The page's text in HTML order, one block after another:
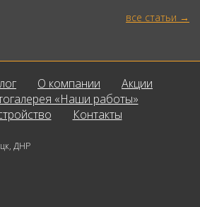
все статьи
О компании
Акции
«Наши работы»
Контакты
ДНР